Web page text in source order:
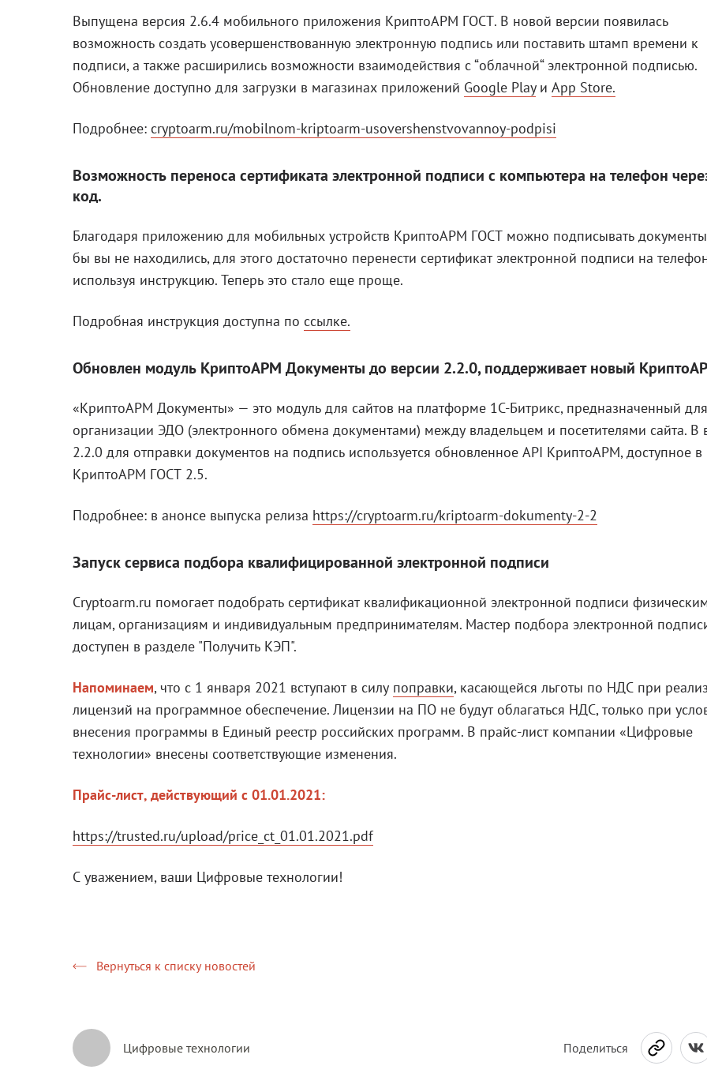
Выпущена версия 2.6.4 мобильного приложения КриптоАРМ ГОСТ. В новой версии появилась
возможность создать усовершенствованную электронную подпись или поставить штамп времени к
подписи, а также расширились возможности взаимодействия с “облачной“ электронной подписью.
Обновление доступно для загрузки в магазинах приложений Google Playи App Store.
Подробнее: cryptoarm.ru/mobilnom-kriptoarm-usovershenstvovannoy-podpisi
Возможность переноса сертификата электронной подписи с компьютера на телефон
код.
Благодаря приложению для мобильных устройств КриптоАРМ ГОСТ можно подписывать
бы вы не находились, для этого достаточно перенести сертификат электронной подписи на
используя инструкцию. Теперь это стало еще проще.
Подробная инструкция доступна по ссылке.
Обновлен модуль КриптоАРМ Документы до версии 2.2.0, поддерживает новый
«КриптоАРМ Документы» — это модуль для сайтов на платформе 1C-Битрикс, предназначенный для
организации ЭДО (электронного обмена документами) между владельцем и посетителями сайта. В
2.2.0 для отправки документов на подпись используется обновленное API КриптоАРМ, доступное в
КриптоАРМ ГОСТ 2.5.
Подробнее: в анонсе выпуска релиза https://cryptoarm.ru/kriptoarm-dokumenty-2-2
Запуск сервиса подбора квалифицированной электронной подписи
Cryptoarm.ru помогает подобрать сертификат квалификационной электронной подписи
лицам, организациям и индивидуальным предпринимателям. Мастер подбора электронной
доступен в разделе "Получить КЭП".
Напоминаем, что с 1 января 2021 вступают в силу поправки, касающейся льготы по НДС при
лицензий на программное обеспечение. Лицензии на ПО не будут облагаться НДС, только при
внесения программы в Единый реестр российских программ. В прайс-лист компании «Цифровые
технологии» внесены соответствующие изменения.
Прайс-лист, действующий с 01.01.2021:
https://trusted.ru/upload/price_ct_01.01.2021.pdf
С уважением, ваши Цифровые технологии!
Вернуться к списку новостей
Цифровые технологии Поделиться